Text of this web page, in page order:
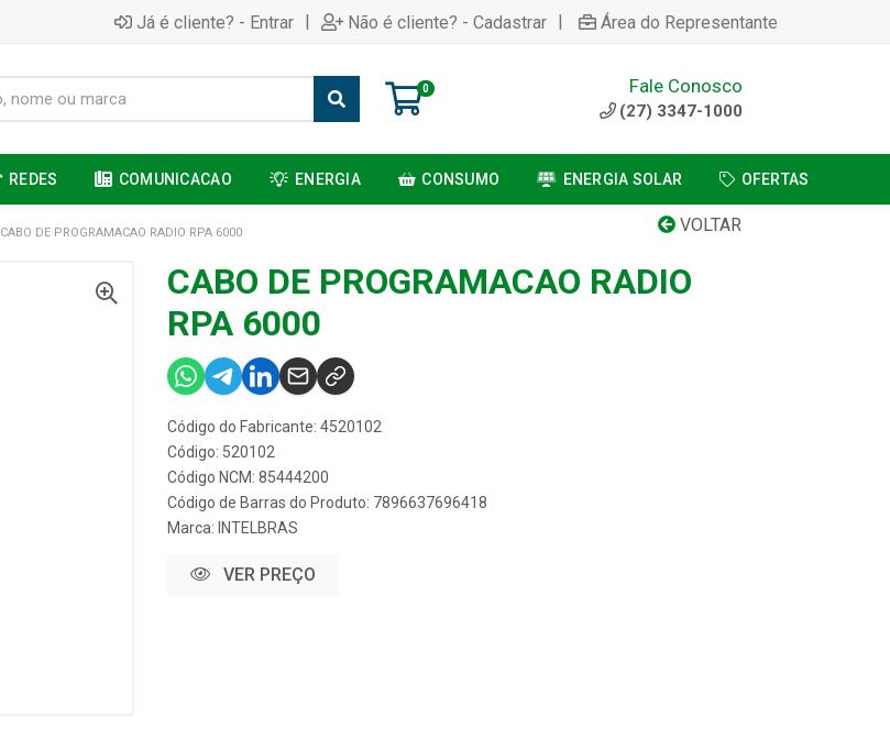
Já é cliente? - Entrar | Não é cliente? - Cadastrar | Área do Representante
0 Fale Conosco
(27) 3347-1000
REDES COMUNICACAO ENERGIA CONSUMO ENERGIA SOLAR OFERTAS
VOLTAR
CABO DE PROGRAMACAO RADIO RPA 6000
CABO DE PROGRAMACAO RADIO
RPA 6000
Código do Fabricante: 4520102
Código: 520102
Código NCM: 85444200
Código de Barras do Produto: 7896637696418
Marca: INTELBRAS
VER PREÇO